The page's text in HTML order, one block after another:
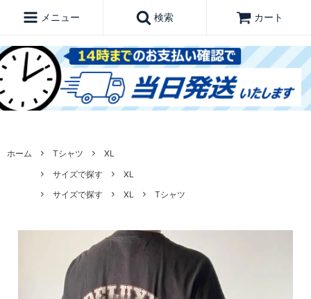
メニュー 検索 カート
ホーム Tシャツ
XL
サイズで探す
XL
サイズで探す
XL Tシャツ